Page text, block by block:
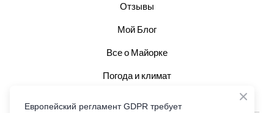
Отзывы
Мой Блог
Все о Майорке
Погода и климат
Европейский регламент GDPR требует